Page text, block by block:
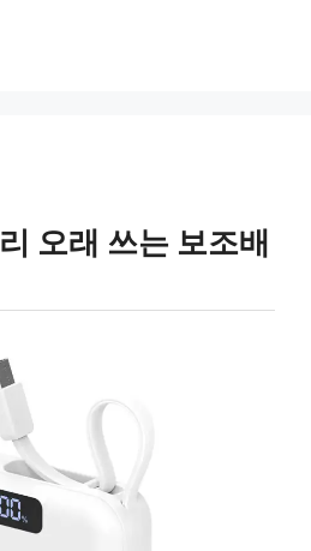
오래 쓰는 보조배